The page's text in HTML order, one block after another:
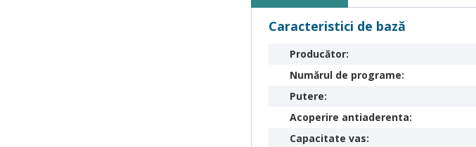
Caracteristici de bază
Producător:
Numărul de programe:
Putere:
Acoperire antiaderenta:
Сapacitate vas: